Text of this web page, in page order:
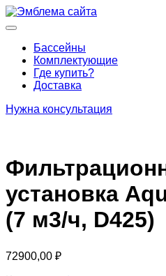
Перейти
к
Основное
Бассейны
Комплектующие
Где купить?
Доставка
Нужна консультация
установка
(7 м3/ч, D425)
72900,00 ₽